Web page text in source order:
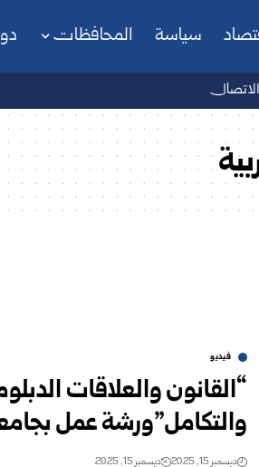
سياسة المحافظات
فيديو
“القانون والعلاقات
والتكامل”ورشة عمل
ديسمبر 15, 2025 ديسمبر 15, 2025